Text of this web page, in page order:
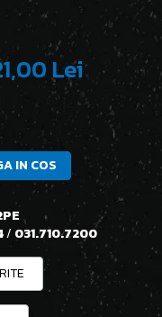
Lei
IN COS
/ 031.710.7200